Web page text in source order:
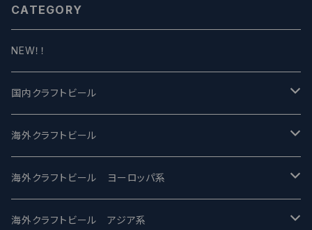
CATEGORY
NEW！！
国内クラフトビール
UCHU BREWING -うちゅうブルーイング
バテレ -VERTERE
2nd Story Ale Works -セカンドストーリー
海外クラフトビール
Modern Times モダンタイムズ
Maui マウイ
海外クラフトビール ヨーロッパ系
UnBarred -アンバード
海外クラフトビール アジア系